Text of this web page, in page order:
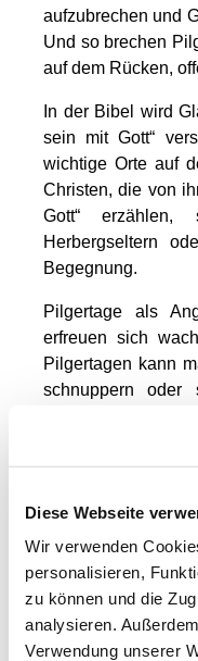
Diese Webseite
Wir verwenden
personalisieren,
zu können und die
analysieren.
Verwendung unserer
aufzubrechen und
Und so brechen
auf dem Rücken,
In der Bibel wird
sein mit Gott“
wichtige Orte auf
Christen, die von
Gott“
Herbergseltern
Begegnung.
Pilgertage als
erfreuen sich
Pilgertagen kann
schnuppern oder
wir im nächsten
Kooperation mit
in
katholische
gemeinsam.